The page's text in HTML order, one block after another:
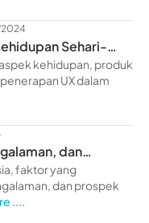
Sehari-
kehidupan, produk
UX dalam
dan
faktor yang
dan prospek
....